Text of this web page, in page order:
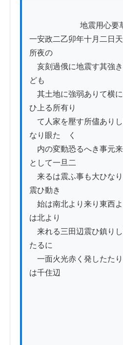
一安政二乙卯年十月二日
所夜の
亥刻過俄に地震す其強
ども
其土地に強弱ありて横
ひ上る所有り
て人家を壓す所儘あり
なり眼たゝく
内の変動恐るへき事元
として一旦二
来るは震ふ事も大ひな
震ひ動き
始は南北より来り東西
は北より
来れる三田辺震ひ鎮り
たるに
一面火光赤く発したた
は千住辺